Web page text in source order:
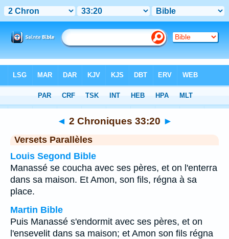
>Chapitre 33 > Verset 20
◄ 2 Chroniques 33:20 ►
Versets Parallèles
Louis Segond Bible
Manassé se coucha avec ses pères, et on l'enterra
dans sa maison. Et Amon, son fils, régna à sa
place.
Martin Bible
Puis Manassé s'endormit avec ses pères, et on
l'ensevelit dans sa maison; et Amon son fils régna